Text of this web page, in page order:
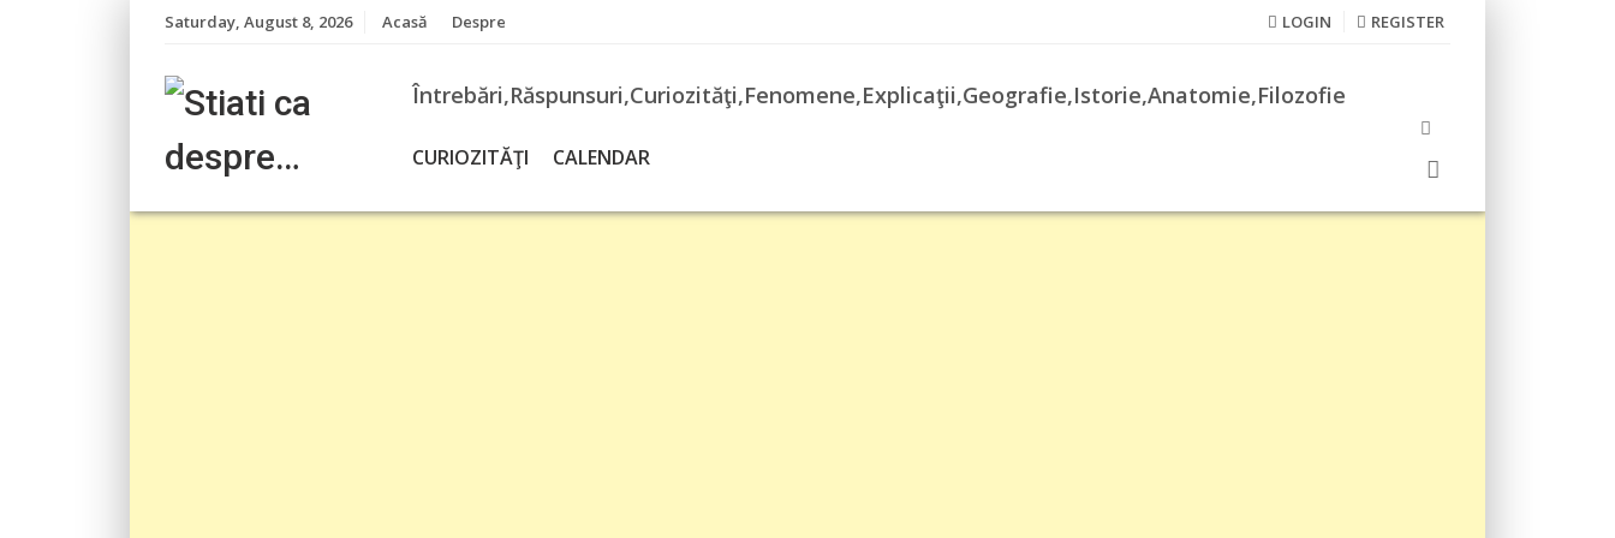
Saturday, August 8, 2026 Acasă Despre LOGIN REGISTER
Întrebări,Răspunsuri,Curiozităţi,Fenomene,Explicaţii,Geografie,Istorie,Anatomie,Filozofie
CURIOZITĂŢI CALENDAR